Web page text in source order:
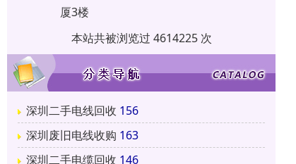
厦3楼
本站共被浏览过 4614225 次
深圳二手电线回收 156
深圳废旧电线收购 163
深圳二手电缆回收 146